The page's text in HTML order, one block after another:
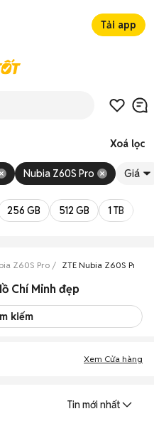
Tải app
Xoá lọc
Nubia Z60S Pro Giá
256 GB 512 GB 1 TB
Z60S Pro ZTE Nubia Z60S Pro
Chí Minh đẹp
kiếm
Xem Cửa hàng
Tin mới nhất